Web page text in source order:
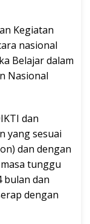
Kegiatan
nasional
Belajar dalam
Nasional
dan
yang sesuai
dan dengan
tunggu
bulan dan
dengan